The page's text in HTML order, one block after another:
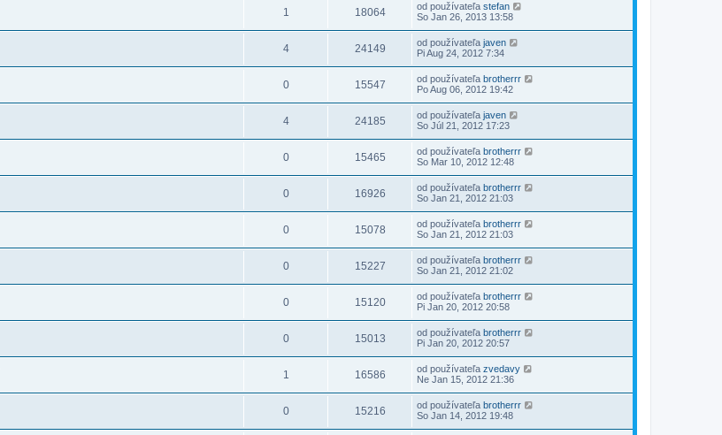
1 18064 od používateľa stefan
So Jan 26, 2013 13:58
4 24149 od používateľa javen
Pi Aug 24, 2012 7:34
0 15547 od používateľa brotherrr
Po Aug 06, 2012 19:42
4 24185 od používateľa javen
So Júl 21, 2012 17:23
0 15465 od používateľa brotherrr
So Mar 10, 2012 12:48
0 16926 od používateľa brotherrr
So Jan 21, 2012 21:03
0 15078 od používateľa brotherrr
So Jan 21, 2012 21:03
0 15227 od používateľa brotherrr
So Jan 21, 2012 21:02
0 15120 od používateľa brotherrr
Pi Jan 20, 2012 20:58
0 15013 od používateľa brotherrr
Pi Jan 20, 2012 20:57
1 16586 od používateľa zvedavy
Ne Jan 15, 2012 21:36
0 15216 od používateľa brotherrr
So Jan 14, 2012 19:48